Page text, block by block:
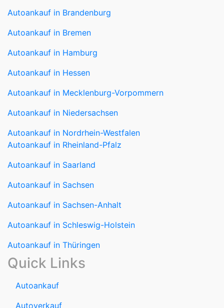
Autoankauf in Brandenburg
Autoankauf in Bremen
Autoankauf in Hamburg
Autoankauf in Hessen
Autoankauf in Mecklenburg-Vorpommern
Autoankauf in Niedersachsen
Autoankauf in Nordrhein-Westfalen
Autoankauf in Rheinland-Pfalz
Autoankauf in Saarland
Autoankauf in Sachsen
Autoankauf in Sachsen-Anhalt
Autoankauf in Schleswig-Holstein
Autoankauf in Thüringen
Quick Links
Autoankauf
Autoverkauf